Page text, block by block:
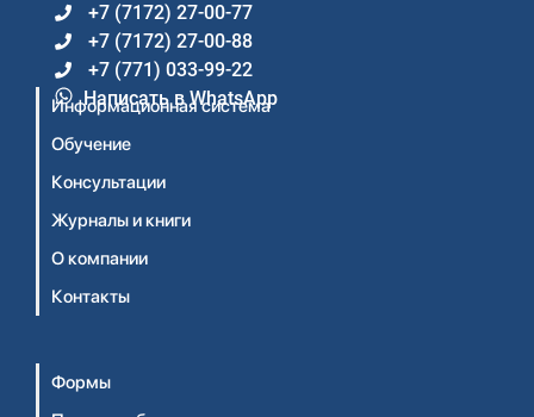
+7 (7172) 27-00-77
+7 (7172) 27-00-88
+7 (771) 033-99-22
Написать в WhatsApp
Информационная система
Обучение
Консультации
Журналы и книги
О компании
Контакты
Формы